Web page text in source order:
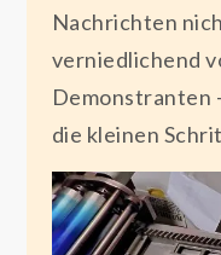
Nachrichten
verniedlichend
Demonstranten
die kleinen